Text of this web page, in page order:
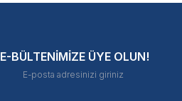
E-BÜLTENİMİZE ÜYE OLUN!